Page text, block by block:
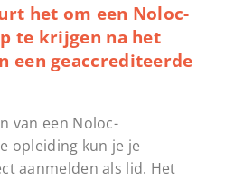
het om een Noloc-
te krijgen na het
een geaccrediteerde
van een Noloc-
opleiding kun je je
aanmelden als lid. Het